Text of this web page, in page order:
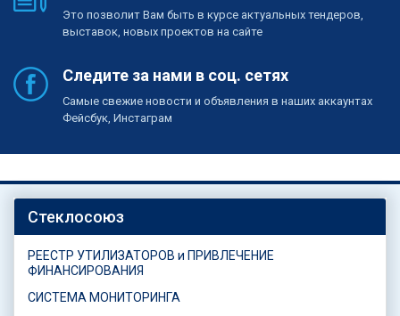
Это позволит Вам быть в курсе актуальных тендеров,
выставок, новых проектов на сайте
Следите за нами в соц. сетях
Самые свежие новости и объявления в наших аккаунтах
Фейсбук, Инстаграм
Стеклосоюз
РЕЕСТР УТИЛИЗАТОРОВ и ПРИВЛЕЧЕНИЕ
ФИНАНСИРОВАНИЯ
СИСТЕМА МОНИТОРИНГА